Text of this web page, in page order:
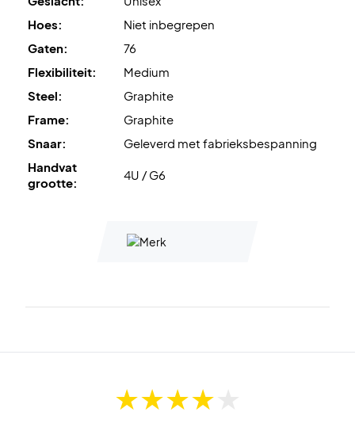
Expertadvies
: wij adviseren Ashaway Zymax 68 TX met 10,5
kg voor deze racket.
Wordt geleverd zonder hoes
Hoes:
Niet inbegrepen
Gaten:
76
Flexibiliteit:
Medium
Steel:
Graphite
Frame:
Graphite
Snaar:
Geleverd met fabrieksbespanning
Handvat
grootte:
4U / G6